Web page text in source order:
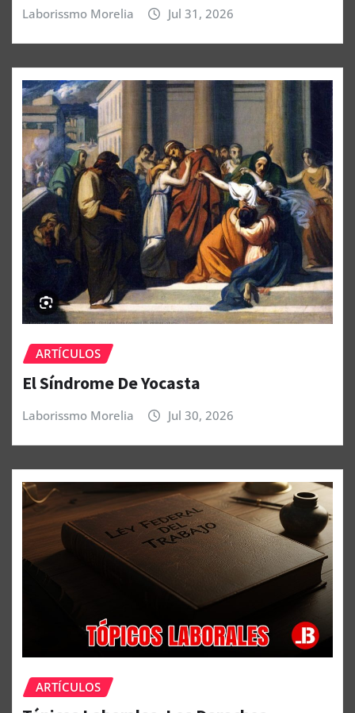
Laborissmo Morelia Jul 31, 2026
ARTÍCULOS
El Síndrome De Yocasta
Laborissmo Morelia Jul 30, 2026
ARTÍCULOS